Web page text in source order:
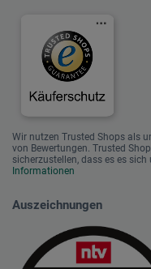
Wir nutzen Trusted Shops als
von Bewertungen. Trusted
sicherzustellen, dass es es
Informationen
Auszeichnungen